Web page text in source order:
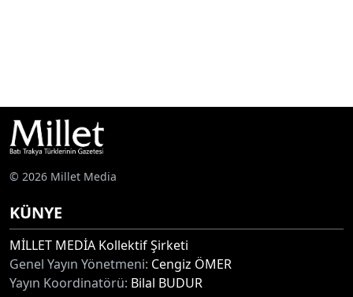
© 2026 Millet Media
KÜNYE
MİLLET MEDİA Kollektif Şirketi
Genel Yayın Yönetmeni: Cengiz ÖMER
Yayın Koordinatörü: Bilal BUDUR